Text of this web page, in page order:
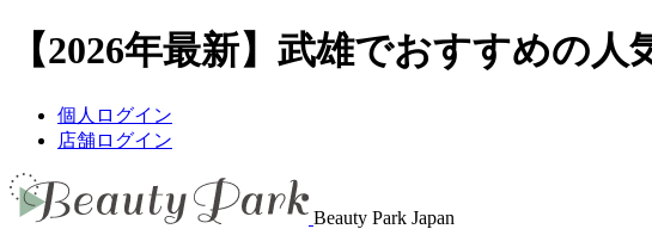
【2026年最新】武雄でおすすめの
個人ログイン
店舗ログイン
Beauty Park Japan